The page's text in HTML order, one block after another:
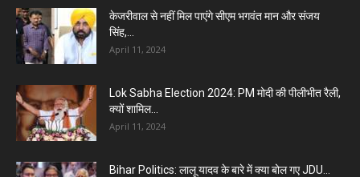
केजरीवाल से नहीं मिल पाएंगे सीएम भगवंत मान और संजय
सिंह,...
April 11, 2024
Lok Sabha Election 2024: PM मोदी की पीलीभीत रैली,
क्यों शामिल...
April 11, 2024
Bihar Politics: लालू यादव के बारे में क्या बोल गए JDU...